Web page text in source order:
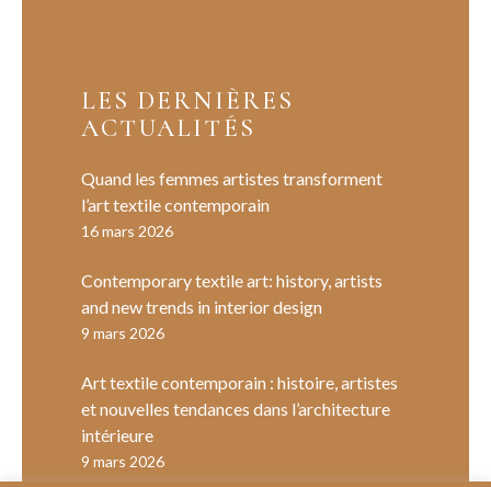
LES DERNIÈRES
ACTUALITÉS
Quand les femmes artistes transforment
l’art textile contemporain
16 mars 2026
Contemporary textile art: history, artists
and new trends in interior design
9 mars 2026
Art textile contemporain : histoire, artistes
et nouvelles tendances dans l’architecture
intérieure
9 mars 2026